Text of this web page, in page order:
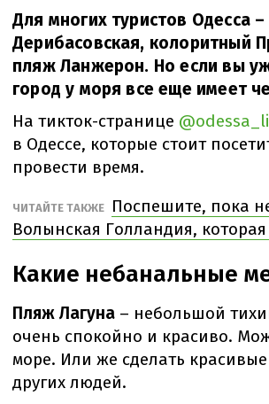
Для многих туристов Одесса
Дерибасовская, колоритный
пляж Ланжерон. Но если вы
город у моря все еще имеет
На тикток-странице
в Одессе, которые стоит
провести время.
ЧИТАЙТЕ ТАКЖЕ
Поспешите, пока
Волынская Голландия,
Какие небанальные
Пляж Лагуна – небольшой
очень спокойно и красиво.
море. Или же сделать
других людей.